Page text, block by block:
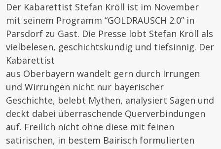
Der Kabarettist Stefan Kröll ist im November
mit seinem Programm “GOLDRAUSCH 2.0” in
Parsdorf zu Gast. Die Presse lobt Stefan Kröll als
vielbelesen, geschichtskundig und tiefsinnig. Der
Kabarettist
aus Oberbayern wandelt gern durch Irrungen
und Wirrungen nicht nur bayerischer
Geschichte, belebt Mythen, analysiert Sagen und
deckt dabei überraschende Querverbindungen
auf. Freilich nicht ohne diese mit feinen
satirischen, in bestem Bairisch formulierten